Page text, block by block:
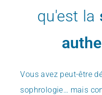
qu'est la
Vous avez peut-être
sophrologie… mais